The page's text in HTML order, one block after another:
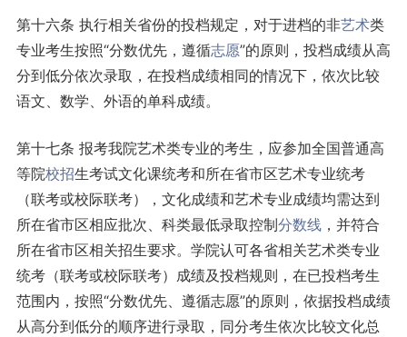
第十六条 执行相关省份的投档规定，对于进档的非艺术类
专业考生按照“分数优先，遵循志愿”的原则，投档成绩从高
分到低分依次录取，在投档成绩相同的情况下，依次比较
语文、数学、外语的单科成绩。
第十七条 报考我院艺术类专业的考生，应参加全国普通高
等院校招生考试文化课统考和所在省市区艺术专业统考
（联考或校际联考），文化成绩和艺术专业成绩均需达到
所在省市区相应批次、科类最低录取控制分数线，并符合
所在省市区相关招生要求。学院认可各省相关艺术类专业
统考（联考或校际联考）成绩及投档规则，在已投档考生
范围内，按照“分数优先、遵循志愿”的原则，依据投档成绩
从高分到低分的顺序进行录取，同分考生依次比较文化总